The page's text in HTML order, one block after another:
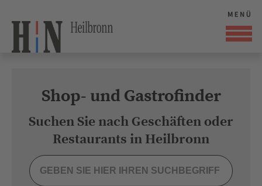
Shop- und Gastrofinder
Suchen Sie nach Geschäften oder
Restaurants in Heilbronn